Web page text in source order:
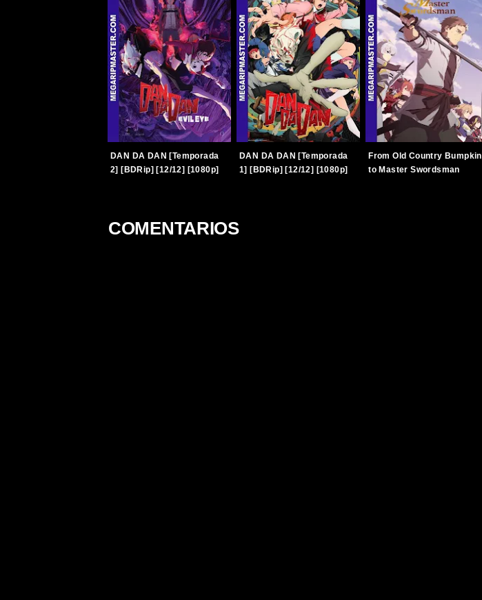
DAN DA DAN [Temporada
2] [BDRip] [12/12] [1080p]
DAN DA DAN [Temporada
1] [BDRip] [12/12] [1080p]
From Old Country Bumpkin
to Master Swordsman
COMENTARIOS